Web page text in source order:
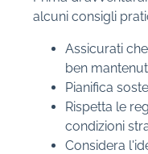
alcuni consigli
Assicurati
ben
Pianifica
Rispetta le
condizioni
Considera